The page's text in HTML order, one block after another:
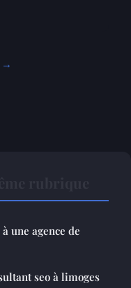
→
une agence de
seo à limoges